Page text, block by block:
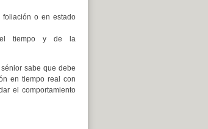
foliación o en estado
del tiempo y de la
sabe que debe
en tiempo real con
el comportamiento